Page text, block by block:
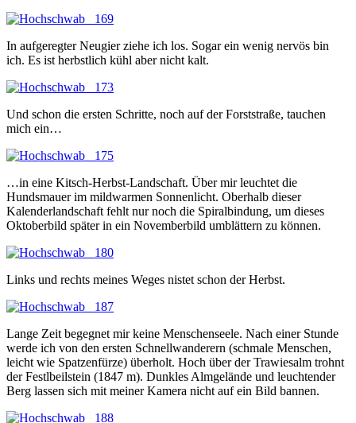
In aufgeregter Neugier ziehe ich los. Sogar ein wenig nervös bin
ich. Es ist herbstlich kühl aber nicht kalt.
Und schon die ersten Schritte, noch auf der Forststraße, tauchen
mich ein…
…in eine Kitsch-Herbst-Landschaft. Über mir leuchtet die
Hundsmauer im mildwarmen Sonnenlicht. Oberhalb dieser
Kalenderlandschaft fehlt nur noch die Spiralbindung, um dieses
Oktoberbild später in ein Novemberbild umblättern zu können.
Links und rechts meines Weges nistet schon der Herbst.
Lange Zeit begegnet mir keine Menschenseele. Nach einer Stunde
werde ich von den ersten Schnellwanderern (schmale Menschen,
leicht wie Spatzenfürze) überholt. Hoch über der Trawiesalm trohnt
der Festlbeilstein (1847 m). Dunkles Almgelände und leuchtender
Berg lassen sich mit meiner Kamera nicht auf ein Bild bannen.